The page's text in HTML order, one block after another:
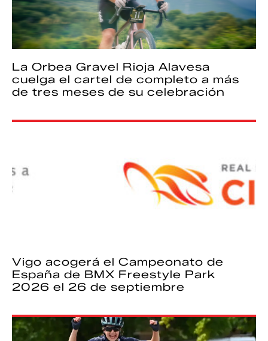
La Orbea Gravel Rioja Alavesa
cuelga el cartel de completo a más
de tres meses de su celebración
Vigo acogerá el Campeonato de
España de BMX Freestyle Park
2026 el 26 de septiembre